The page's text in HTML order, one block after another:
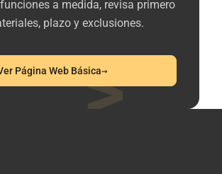
>_
a medida, revisa primero
plazo y exclusiones.
Página Web Básica→